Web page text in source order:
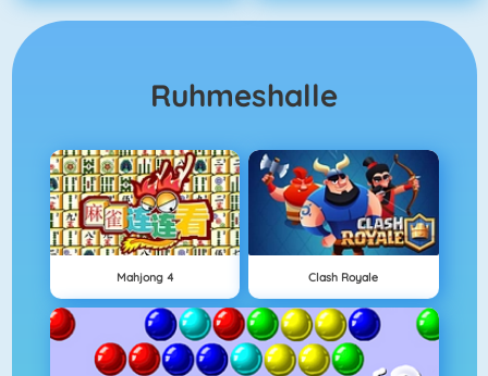
Ruhmeshalle
Mahjong 4 Clash Royale